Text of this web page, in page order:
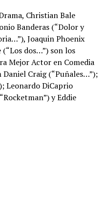
Christian Bale
Banderas (“Dolor y
Joaquin Phoenix
(“Los dos…”) son los
Mejor Actor en Comedia
Craig (“Puñales…”);
Leonardo DiCaprio
y Eddie